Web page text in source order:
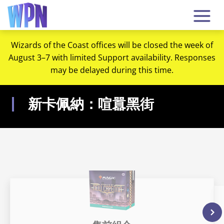
Wizards of the Coast offices will be closed the week of
August 3–7 with limited Support availability. Responses
may be delayed during this time.
新卡佩納：喧囂黑街